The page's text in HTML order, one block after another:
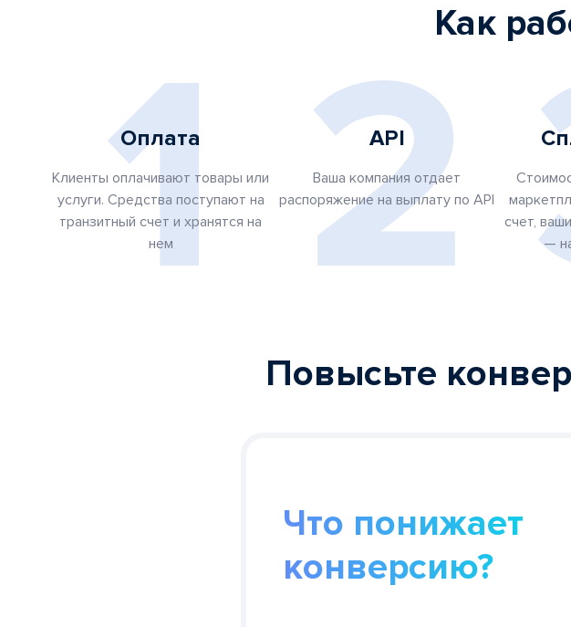
Как
1
Оплата
Клиенты оплачивают товары или
услуги. Средства поступают на
транзитный счет и хранятся на
нем
2
API
Ваша компания отдает
распоряжение на выплату по API
счет,
—
Повысьте
Что понижает
конверсию?